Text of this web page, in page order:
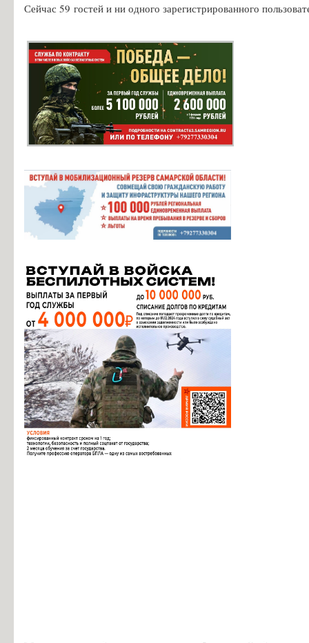
Сейчас 59 гостей и ни одного зарегистрированного